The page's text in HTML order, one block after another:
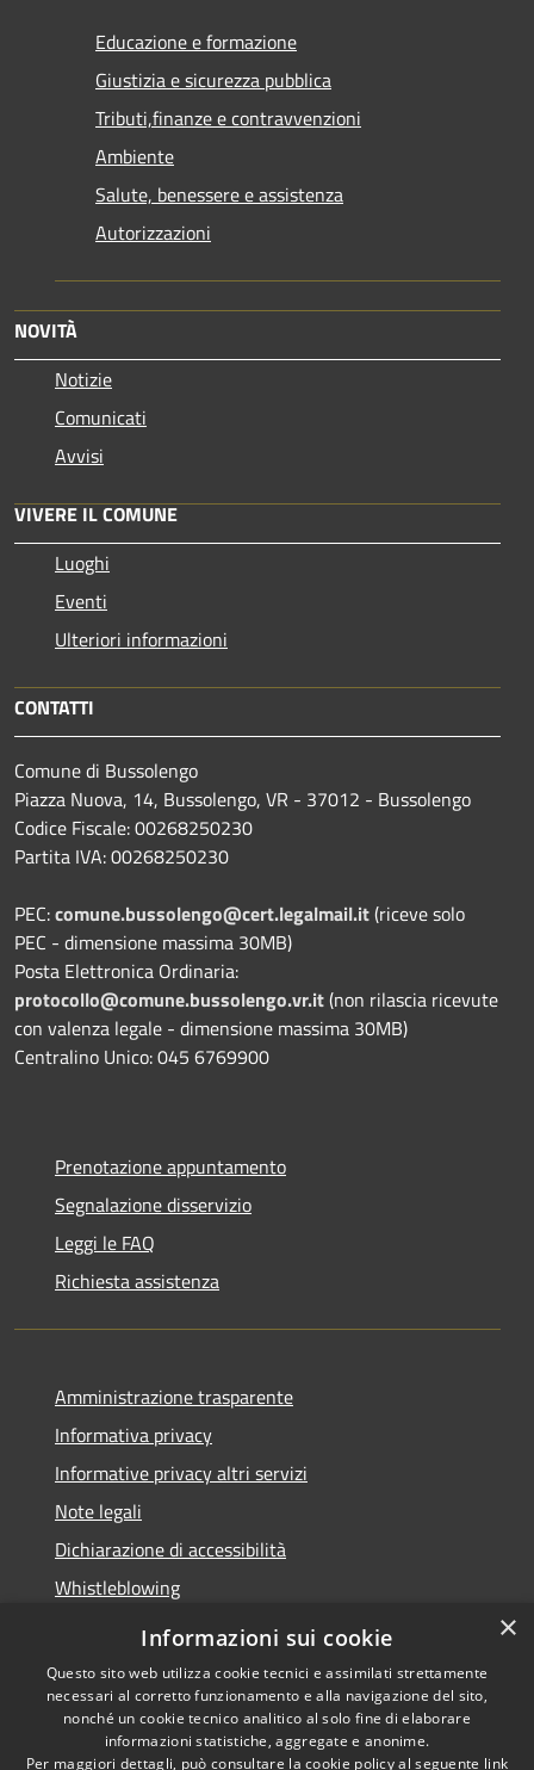
Educazione e formazione
Giustizia e sicurezza pubblica
Tributi,finanze e contravvenzioni
Ambiente
Salute, benessere e assistenza
Autorizzazioni
NOVITÀ
Notizie
Comunicati
Avvisi
VIVERE IL COMUNE
Luoghi
Eventi
Ulteriori informazioni
CONTATTI
Comune di Bussolengo
Piazza Nuova, 14, Bussolengo, VR - 37012 - Bussolengo
Codice Fiscale: 00268250230
Partita IVA: 00268250230
PEC:comune.bussolengo@cert.legalmail.it(riceve solo
PEC - dimensione massima 30MB)
Posta Elettronica Ordinaria:
protocollo@comune.bussolengo.vr.it(non rilascia ricevute
con valenza legale - dimensione massima 30MB)
Centralino Unico: 045 6769900
Prenotazione appuntamento
Segnalazione disservizio
Leggi le FAQ
Richiesta assistenza
Amministrazione trasparente
Informativa privacy
Informative privacy altri servizi
Note legali
Dichiarazione di accessibilità
Whistleblowing
RSS
Accessibilità
Copyright © 2026 • Comune di
Bussolengo • Powered by
×
Informazioni sui cookie
Questo sito web utilizza cookie tecnici e assimilati strettamente
necessari al corretto funzionamento e alla navigazione del sito,
nonché un cookie tecnico analitico al solo fine di elaborare
informazioni statistiche, aggregate e anonime.
Per maggiori dettagli, può consultare la cookie policy al seguente link